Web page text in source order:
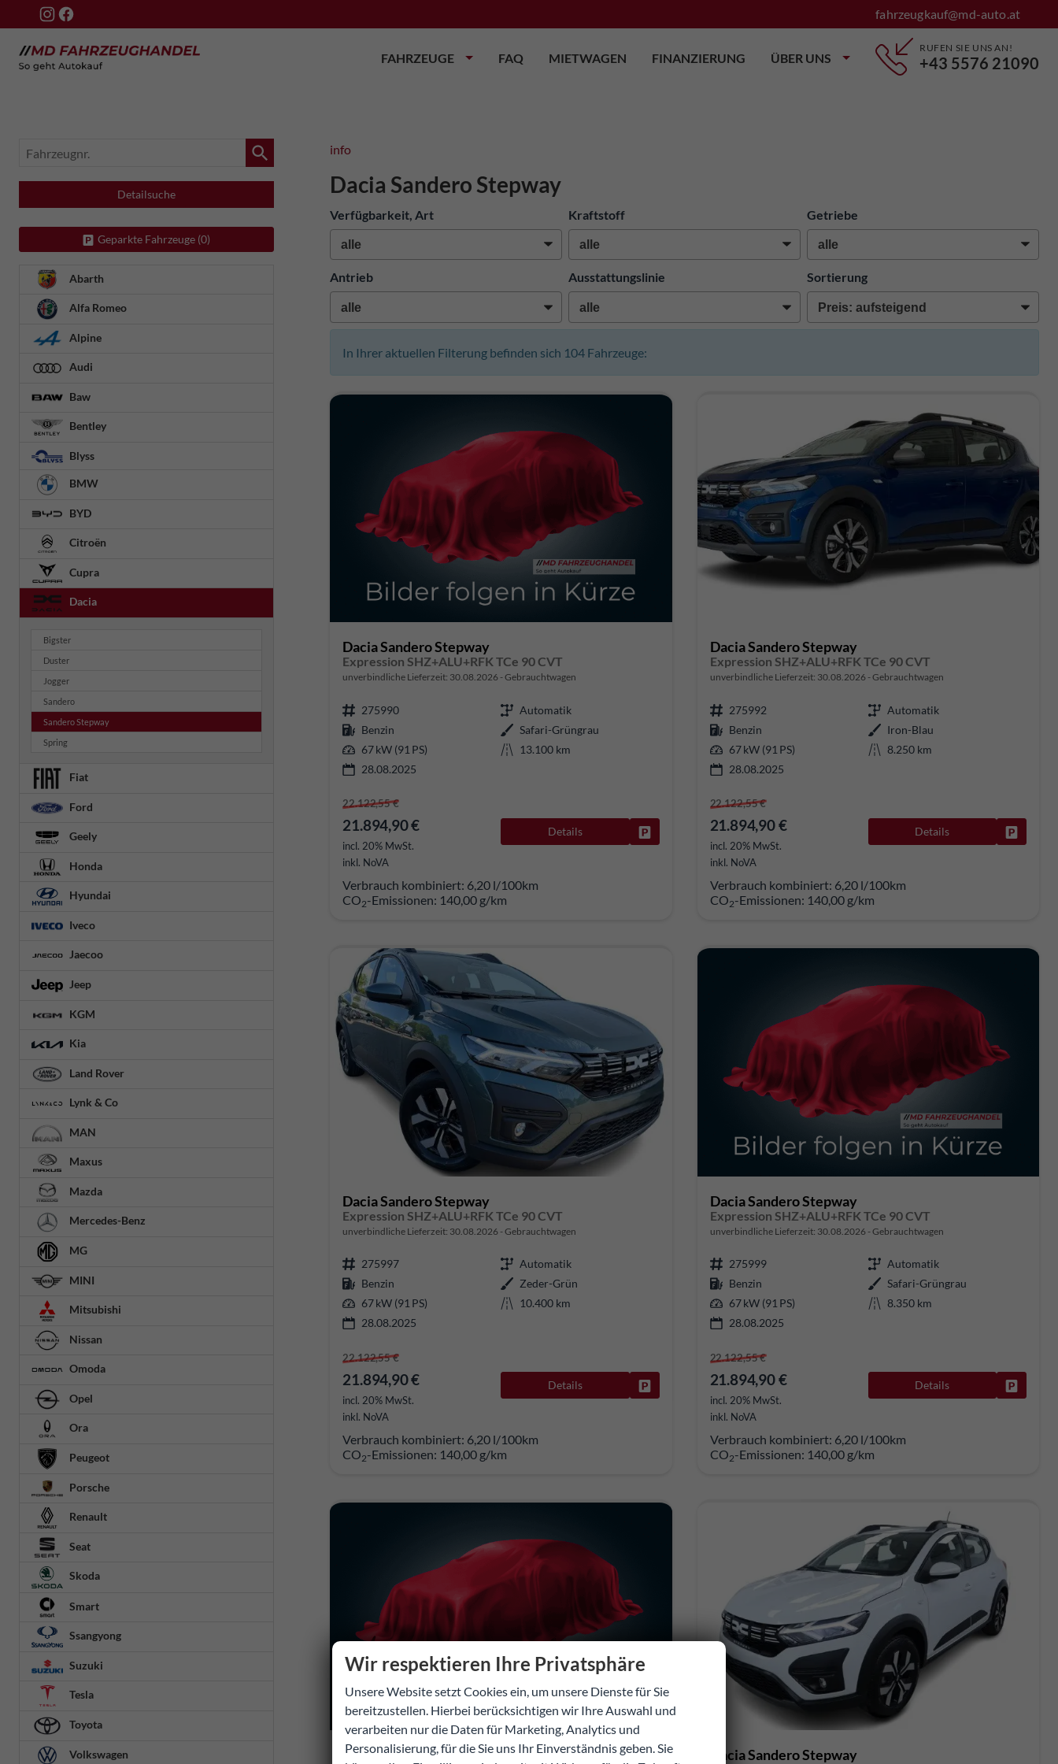
fahrzeugkauf@md-auto.at
FAHRZEUGE FAQ MIETWAGEN FINANZIERUNG ÜBER UNS
RUFEN SIE UNS AN!
+43 5576 21090
info
Dacia Sandero Stepway
Verfügbarkeit, Art Kraftstoff Getriebe
Antrieb Ausstattungslinie Sortierung
In Ihrer aktuellen Filterung befinden sich 104 Fahrzeuge:
Dacia Sandero Stepway
Expression SHZ+ALU+RFK TCe 90 CVT
unverbindliche Lieferzeit: 30.08.2026 Gebrauchtwagen
275990
Automatik
Benzin
Safari-Grüngrau
67 kW (91 PS)
13.100 km
28.08.2025
22.122,55 €
21.894,90 €
incl. 20% MwSt.
inkl. NoVA
Details Fahrzeug parken
Verbrauch kombiniert: 6,20 l/100km
CO2-Emissionen: 140,00 g/km
Dacia Sandero Stepway
Expression SHZ+ALU+RFK TCe 90 CVT
unverbindliche Lieferzeit: 30.08.2026 Gebrauchtwagen
275992
Automatik
Benzin
Iron-Blau
67 kW (91 PS)
8.250 km
28.08.2025
22.122,55 €
21.894,90 €
incl. 20% MwSt.
inkl. NoVA
Details
Verbrauch kombiniert: 6,20 l/100km
CO2-Emissionen: 140,00 g/km
Dacia Sandero Stepway
Expression SHZ+ALU+RFK TCe 90 CVT
unverbindliche Lieferzeit: 30.08.2026 Gebrauchtwagen
275997
Automatik
Benzin
Zeder-Grün
67 kW (91 PS)
10.400 km
28.08.2025
22.122,55 €
21.894,90 €
incl. 20% MwSt.
inkl. NoVA
Details Fahrzeug parken
Verbrauch kombiniert: 6,20 l/100km
CO2-Emissionen: 140,00 g/km
Dacia Sandero Stepway
Expression SHZ+ALU+RFK TCe 90 CVT
unverbindliche Lieferzeit: 30.08.2026 Gebrauchtwagen
275999
Automatik
Benzin
Safari-Grüngrau
67 kW (91 PS)
8.350 km
28.08.2025
22.122,55 €
21.894,90 €
incl. 20% MwSt.
inkl. NoVA
Details
Verbrauch kombiniert: 6,20 l/100km
CO2-Emissionen: 140,00 g/km
Dacia Sandero Stepway Dacia Sandero Stepway
Fahrzeugnr.
Detailsuche
Geparkte Fahrzeuge (0)
Abarth
Alfa Romeo
Alpine
Audi
Baw
Bentley
Blyss
BMW
BYD
Citroën
Cupra
Dacia
Bigster
Duster
Jogger
Sandero
Sandero Stepway
Spring
Fiat
Ford
Geely
Honda
Hyundai
Iveco
Jaecoo
Jeep
KGM
Kia
Land Rover
Lynk & Co
MAN
Maxus
Mazda
Mercedes-Benz
MG
MINI
Mitsubishi
Nissan
Omoda
Opel
Ora
Peugeot
Porsche
Renault
Seat
Skoda
Smart
Ssangyong
Suzuki
Tesla
Toyota
Volkswagen
Wir respektieren Ihre Privatsphäre
Unsere Website setzt Cookies ein, um unsere Dienste für Sie
bereitzustellen. Hierbei berücksichtigen wir Ihre Auswahl und
verarbeiten nur die Daten für Marketing, Analytics und
Personalisierung, für die Sie uns Ihr Einverständnis geben. Sie